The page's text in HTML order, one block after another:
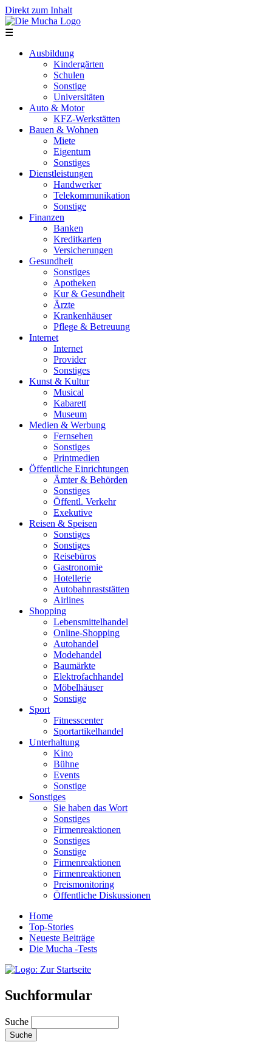
Direkt zum Inhalt
☰
Ausbildung
Kindergärten
Schulen
Sonstige
Universitäten
Auto & Motor
KFZ-Werkstätten
Bauen & Wohnen
Miete
Eigentum
Sonstiges
Dienstleistungen
Handwerker
Telekommunikation
Sonstige
Finanzen
Banken
Kreditkarten
Versicherungen
Gesundheit
Sonstiges
Apotheken
Kur & Gesundheit
Ärzte
Krankenhäuser
Pflege & Betreuung
Internet
Internet
Provider
Sonstiges
Kunst & Kultur
Musical
Kabarett
Museum
Medien & Werbung
Fernsehen
Sonstiges
Printmedien
Öffentliche Einrichtungen
Ämter & Behörden
Sonstiges
Öffentl. Verkehr
Exekutive
Reisen & Speisen
Sonstiges
Sonstiges
Reisebüros
Gastronomie
Hotellerie
Autobahnraststätten
Airlines
Shopping
Lebensmittelhandel
Online-Shopping
Autohandel
Modehandel
Baumärkte
Elektrofachhandel
Möbelhäuser
Sonstige
Sport
Fitnesscenter
Sportartikelhandel
Unterhaltung
Kino
Bühne
Events
Sonstige
Sonstiges
Sie haben das Wort
Sonstiges
Firmenreaktionen
Sonstiges
Sonstige
Firmenreaktionen
Firmenreaktionen
Preismonitoring
Öffentliche Diskussionen
Home
Top-Stories
Neueste Beiträge
Die Mucha -Tests
Suchformular
Suche